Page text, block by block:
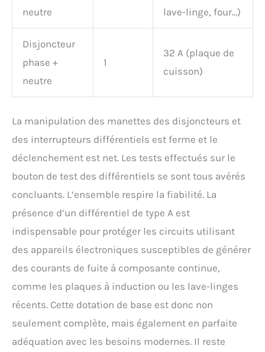
neutre
lave-linge, four…)
Disjoncteur
phase +
neutre
1
32 A (plaque de
cuisson)
La manipulation des manettes des disjoncteurs et
des interrupteurs différentiels est ferme et le
déclenchement est net. Les tests effectués sur le
bouton de test des différentiels se sont tous avérés
concluants. L’ensemble respire la fiabilité. La
présence d’un différentiel de type A est
indispensable pour protéger les circuits utilisant
des appareils électroniques susceptibles de générer
des courants de fuite à composante continue,
comme les plaques à induction ou les lave-linges
récents. Cette dotation de base est donc non
seulement complète, mais également en parfaite
adéquation avec les besoins modernes. Il reste